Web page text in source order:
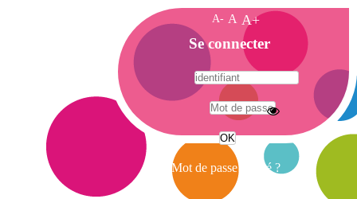
A- A A+
A
c
c
e
i
Se connecter
Mot de passe oublié ?
A
e